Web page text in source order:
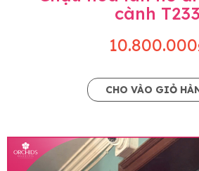
cành T233
CHO VÀO GIỎ